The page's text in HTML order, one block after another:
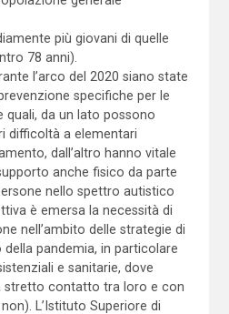
più giovani di quelle
78 anni).
l’arco del 2020 siano state
specifiche per le
quali, da un lato possono
difficoltà a elementari
dall’altro hanno vitale
anche fisico da parte
nello spettro autistico
è emersa la necessità di
nell’ambito delle strategie di
pandemia, in particolare
e sanitarie, dove
stretto contatto tra loro e con
L’Istituto Superiore di